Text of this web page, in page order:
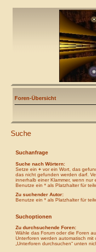
Foren-Übersicht
Suche
Suchanfrage
Suche nach Wörtern:
Setze ein + vor ein Wort, das
das nicht gefunden werden darf.
innerhalb einer Klammer, wenn nur
Benutze ein * als Platzhalter für
Zu suchender Autor:
Benutze ein * als Platzhalter für
Suchoptionen
Zu durchsuchende Foren:
Wähle das Forum oder die Foren
Unterforen werden automatisch
„Unterforen durchsuchen“ unten